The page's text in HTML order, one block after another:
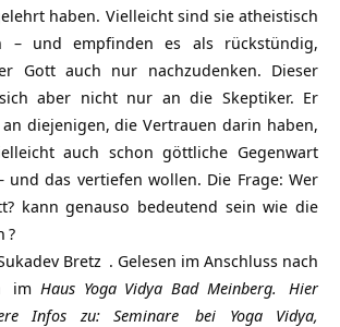
haben. Vielleicht sind sie atheistisch
– und empfinden es als rückstündig,
Gott auch nur nachzudenken. Dieser
aber nicht nur an die Skeptiker. Er
diejenigen, die Vertrauen darin haben,
auch schon göttliche Gegenwart
und das vertiefen wollen. Die Frage: Wer
kann genauso bedeutend sein wie die
?
Bretz . Gelesen im Anschluss nach
im Haus Yoga Vidya Bad Meinberg.
Hier
Infos zu: Seminare
bei Yoga Vidya,